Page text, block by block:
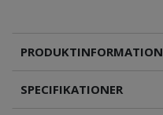
PRODUKTINFORMATION
SPECIFIKATIONER